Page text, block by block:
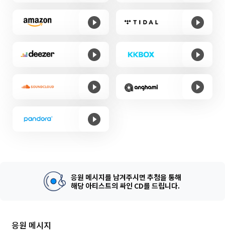
응원 메시지를 남겨주시면 추첨을 통해
해당 아티스트의 싸인 CD를 드립니다.
응원 메시지